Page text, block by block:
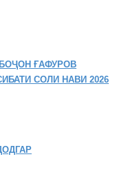
ҒАФУРОВ
СОЛИ НАВИ 2026